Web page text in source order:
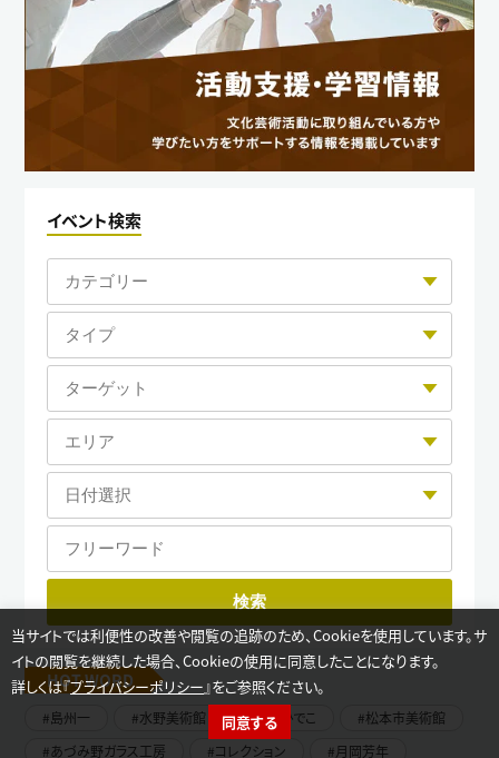
カテゴリー選択
イベント検索
HOT WORD
島州一 水野美術館 いせひでこ
松本市美術館
あづみ野ガラス工房
コレクション 月岡芳年
当サイトでは利便性の改善や閲覧の追跡のため、Cookieを使用しています。サ
イトの閲覧を継続した場合、Cookieの使用に同意したことになります。
詳しくは『プライバシーポリシー 』をご参照ください。
同意する